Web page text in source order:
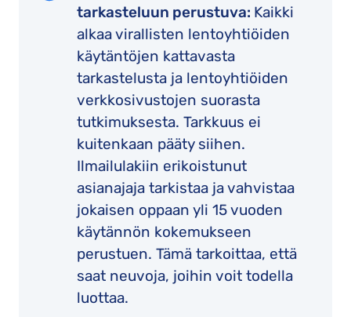
tarkasteluun perustuva: Kaikki
alkaa virallisten lentoyhtiöiden
käytäntöjen kattavasta
tarkastelusta ja lentoyhtiöiden
verkkosivustojen suorasta
tutkimuksesta. Tarkkuus ei
kuitenkaan pääty siihen.
Ilmailulakiin erikoistunut
asianajaja tarkistaa ja vahvistaa
jokaisen oppaan yli 15 vuoden
käytännön kokemukseen
perustuen. Tämä tarkoittaa, että
saat neuvoja, joihin voit todella
luottaa.